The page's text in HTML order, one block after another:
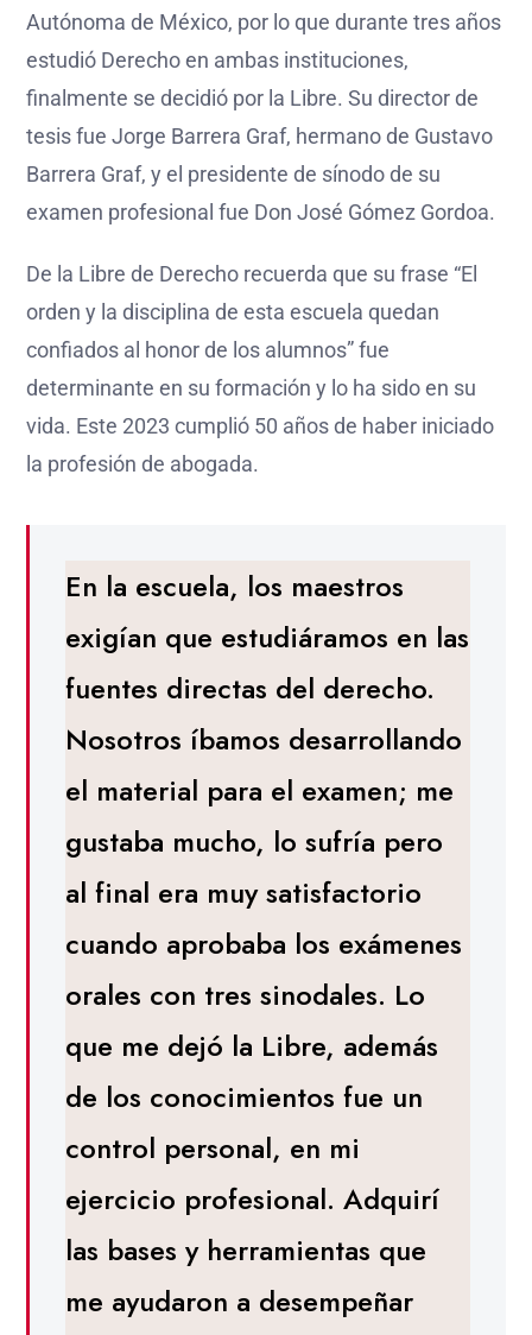
Autónoma de México, por lo que durante tres años
estudió Derecho en ambas instituciones,
finalmente se decidió por la Libre. Su director de
tesis fue Jorge Barrera Graf, hermano de Gustavo
Barrera Graf, y el presidente de sínodo de su
examen profesional fue Don José Gómez Gordoa.
De la Libre de Derecho recuerda que su frase “El
orden y la disciplina de esta escuela quedan
confiados al honor de los alumnos” fue
determinante en su formación y lo ha sido en su
vida. Este 2023 cumplió 50 años de haber iniciado
la profesión de abogada.
En la escuela, los maestros
exigían que estudiáramos en las
fuentes directas del derecho.
Nosotros íbamos desarrollando
el material para el examen; me
gustaba mucho, lo sufría pero
al final era muy satisfactorio
cuando aprobaba los exámenes
orales con tres sinodales. Lo
que me dejó la Libre, además
de los conocimientos fue un
control personal, en mi
ejercicio profesional. Adquirí
las bases y herramientas que
me ayudaron a desempeñar